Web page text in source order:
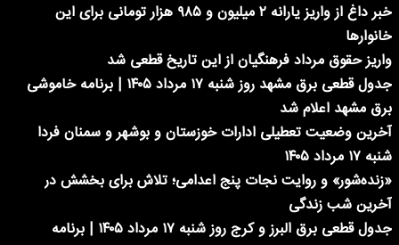
خبر داغ از واریز یارانه ۲ میلیون و ۹۸۵ هزار تومانی برای این
خانوارها
واریز حقوق مرداد فرهنگیان از این تاریخ قطعی شد
جدول قطعی برق مشهد روز شنبه ۱۷ مرداد ۱۴۰۵ | برنامه خاموشی
برق مشهد اعلام شد
آخرین وضعیت تعطیلی ادارات خوزستان و بوشهر و سمنان فردا
شنبه ۱۷ مرداد ۱۴۰۵
«زنده‌شور» و روایت نجات پنج اعدامی؛ تلاش برای بخشش در
آخرین شب زندگی
جدول قطعی برق البرز و کرج روز شنبه ۱۷ مرداد ۱۴۰۵ | برنامه